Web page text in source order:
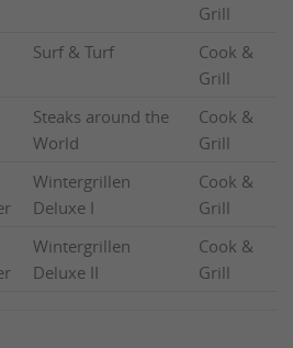
Grill
Surf & Turf
Cook &
Grill
Steaks around the
World
Cook &
Grill
Wintergrillen
Deluxe I
Cook &
Grill
Wintergrillen
Deluxe II
Cook &
Grill